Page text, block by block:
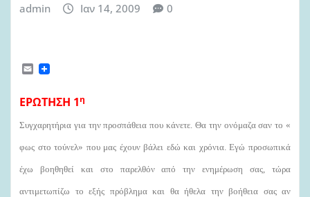
admin Ιαν 14, 2009 0
E
m
i
ΕΡΩΤΗΣΗ 1η
Συγχαρητήρια για την προσπάθεια που κάνετε. Θα την ονόμαζα σαν το «
φως στο τούνελ» που μας έχουν βάλει εδώ και χρόνια. Εγώ προσωπικά
έχω βοηθηθεί και στο παρελθόν από την ενημέρωση σας, τώρα
αντιμετωπίζω το εξής πρόβλημα και θα ήθελα την βοήθεια σας αν